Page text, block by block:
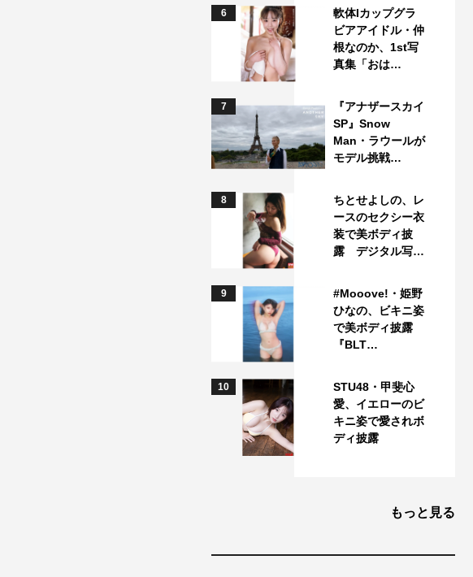
6
軟体Iカップグラ
ビアアイドル・仲
根なのか、1st写
真集「おは…
7
『アナザースカイ
SP』Snow
Man・ラウールが
モデル挑戦…
8
ちとせよしの、レ
ースのセクシー衣
装で美ボディ披
露 デジタル写…
9
#Mooove!・姫野
ひなの、ビキニ姿
で美ボディ披露
『BLT…
10
STU48・甲斐心
愛、イエローのビ
キニ姿で愛されボ
ディ披露
もっと見る